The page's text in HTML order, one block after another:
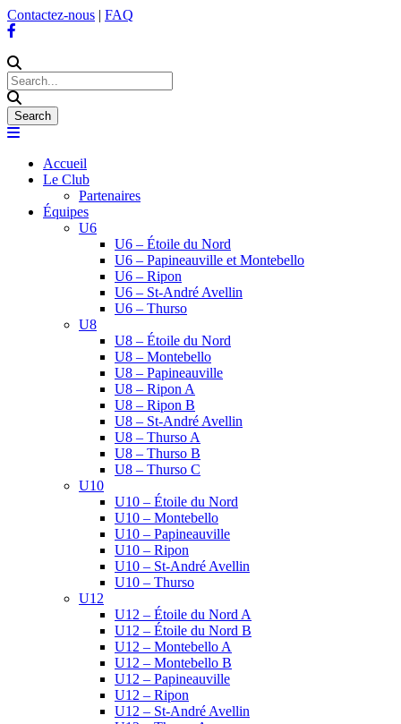
Contactez-nous | FAQ
Accueil
Le Club
Partenaires
Équipes
U6
U6 – Étoile du Nord
U6 – Papineauville et Montebello
U6 – Ripon
U6 – St-André Avellin
U6 – Thurso
U8
U8 – Étoile du Nord
U8 – Montebello
U8 – Papineauville
U8 – Ripon A
U8 – Ripon B
U8 – St-André Avellin
U8 – Thurso A
U8 – Thurso B
U8 – Thurso C
U10
U10 – Étoile du Nord
U10 – Montebello
U10 – Papineauville
U10 – Ripon
U10 – St-André Avellin
U10 – Thurso
U12
U12 – Étoile du Nord A
U12 – Étoile du Nord B
U12 – Montebello A
U12 – Montebello B
U12 – Papineauville
U12 – Ripon
U12 – St-André Avellin